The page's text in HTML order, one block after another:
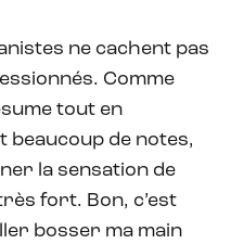
ne cachent pas
Comme
tout en
beaucoup de notes,
la sensation de
fort. Bon, c’est
bosser ma main